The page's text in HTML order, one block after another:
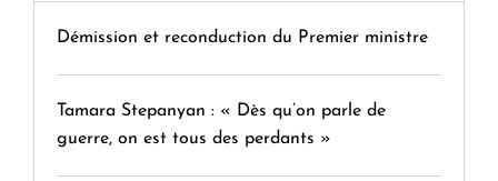
Démission et reconduction du Premier ministre
Tamara Stepanyan : « Dès qu’on parle de
guerre, on est tous des perdants »